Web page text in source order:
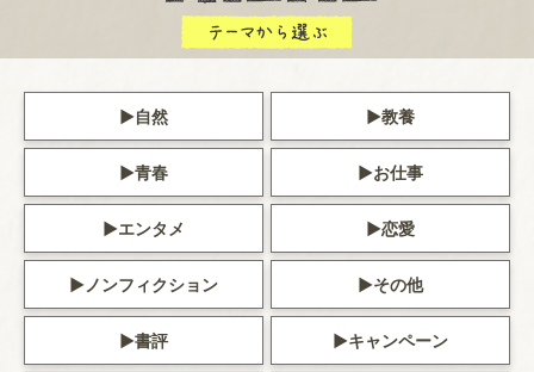
自然 教養
青春 お仕事
エンタメ 恋愛
ノンフィクション その他
書評 キャンペーン